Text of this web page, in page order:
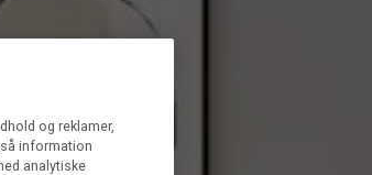
og reklamer,
information
analytiske